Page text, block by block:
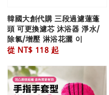
韓國大創代購 三段過濾蓮蓬
頭 可更換濾芯 沐浴器 淨水/
除氯/增壓 淋浴花灑 이
Regular
從 NT$ 118 起